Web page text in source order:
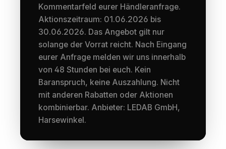
Kommentarfeld eurer Händleranfrage.
Aktionszeitraum: 01.06.2026 bis
30.06.2026. Das Angebot gilt nur
solange der Vorrat reicht. Nach Eingang
eurer Anfrage melden wir uns innerhalb
von 48 Stunden bei euch. Kein
Baranspruch, keine Auszahlung. Nicht
mit anderen Rabatten oder Aktionen
kombinierbar. Anbieter: LEDAB GmbH,
Harsewinkel.